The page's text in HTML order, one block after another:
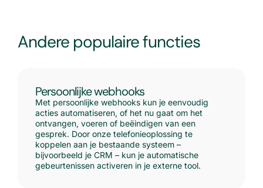
Andere populaire functies
Persoonlijke webhooks
Met persoonlijke webhooks kun je eenvoudig
acties automatiseren, of het nu gaat om het
ontvangen, voeren of beëindigen van een
gesprek. Door onze telefonieoplossing te
koppelen aan je bestaande systeem –
bijvoorbeeld je CRM – kun je automatische
gebeurtenissen activeren in je externe tool.